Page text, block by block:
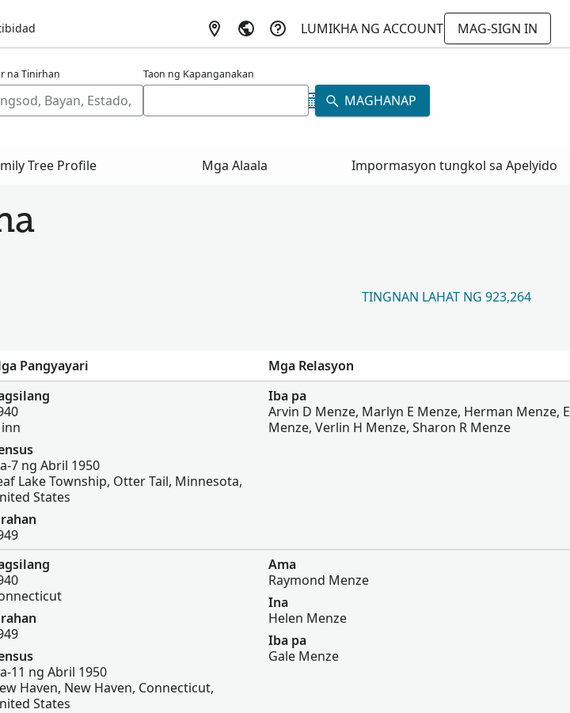
LUMIKHA NG ACCOUNT
MAG-SIGN IN
na Tinirhan Taon ng Kapanganakan
MAGHANAP
Tree Profile Mga Alaala Impormasyon tungkol sa Apelyido
TINGNAN LAHAT NG 923,264
Pangyayari
Mga Relasyon
7 ng Abril 1950
Lake Township, Otter Tail, Minnesota,
States
Iba pa
Arvin D Menze, Marlyn E Menze, Herman Menze,
Menze, Verlin H Menze, Sharon R Menze
11 ng Abril 1950
Haven, New Haven, Connecticut,
States
Ama
Raymond Menze
Ina
Helen Menze
Iba pa
Gale Menze